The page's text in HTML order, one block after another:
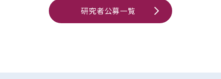
研究者公募一覧